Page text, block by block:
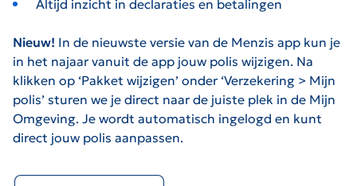
Altijd inzicht in declaraties en betalingen
Nieuw! In de nieuwste versie van de Menzis app kun je
in het najaar vanuit de app jouw polis wijzigen. Na
klikken op ‘Pakket wijzigen’ onder ‘Verzekering > Mijn
polis’ sturen we je direct naar de juiste plek in de Mijn
Omgeving. Je wordt automatisch ingelogd en kunt
direct jouw polis aanpassen.